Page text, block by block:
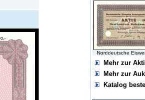
Norddeutsche
Mehr zur
Mehr zur
Katalog